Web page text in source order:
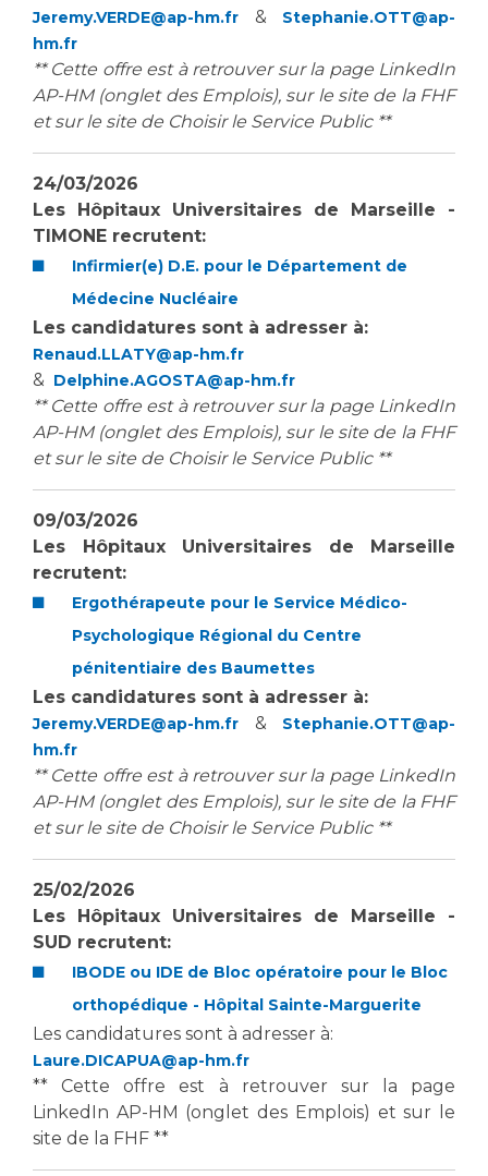
Jeremy.VERDE@ap-hm.fr & Stephanie.OTT@ap-
hm.fr
** Cette offre est à retrouver sur la page LinkedIn
AP-HM (onglet des Emplois), sur le site de la FHF
et sur le site de Choisir le Service Public **
24/03/2026
Les Hôpitaux Universitaires de Marseille -
TIMONE recrutent:
Infirmier(e) D.E. pour le Département de
Médecine Nucléaire
Les candidatures sont à adresser à:
Renaud.LLATY@ap-hm.fr
& Delphine.AGOSTA@ap-hm.fr
** Cette offre est à retrouver sur la page LinkedIn
AP-HM (onglet des Emplois), sur le site de la FHF
et sur le site de Choisir le Service Public **
09/03/2026
Les Hôpitaux Universitaires de Marseille
recrutent:
Ergothérapeute pour le Service Médico-
Psychologique Régional du Centre
pénitentiaire des Baumettes
Les candidatures sont à adresser à:
Jeremy.VERDE@ap-hm.fr & Stephanie.OTT@ap-
hm.fr
** Cette offre est à retrouver sur la page LinkedIn
AP-HM (onglet des Emplois), sur le site de la FHF
et sur le site de Choisir le Service Public **
25/02/2026
Les Hôpitaux Universitaires de Marseille -
SUD recrutent:
IBODE ou IDE de Bloc opératoire pour le Bloc
orthopédique - Hôpital Sainte-Marguerite
Les candidatures sont à adresser à:
Laure.DICAPUA@ap-hm.fr
** Cette offre est à retrouver sur la page
LinkedIn AP-HM (onglet des Emplois) et sur le
site de la FHF **